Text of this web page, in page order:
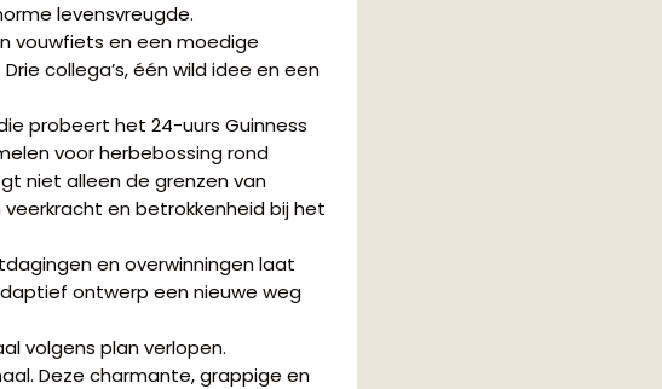
levensvreugde.
vouwfiets en een moedige
collega’s, één wild idee en een
probeert het 24-uurs Guinness
voor herbebossing rond
niet alleen de grenzen van
en betrokkenheid bij het
en overwinningen laat
ontwerp een nieuwe weg
volgens plan verlopen.
Deze charmante, grappige en